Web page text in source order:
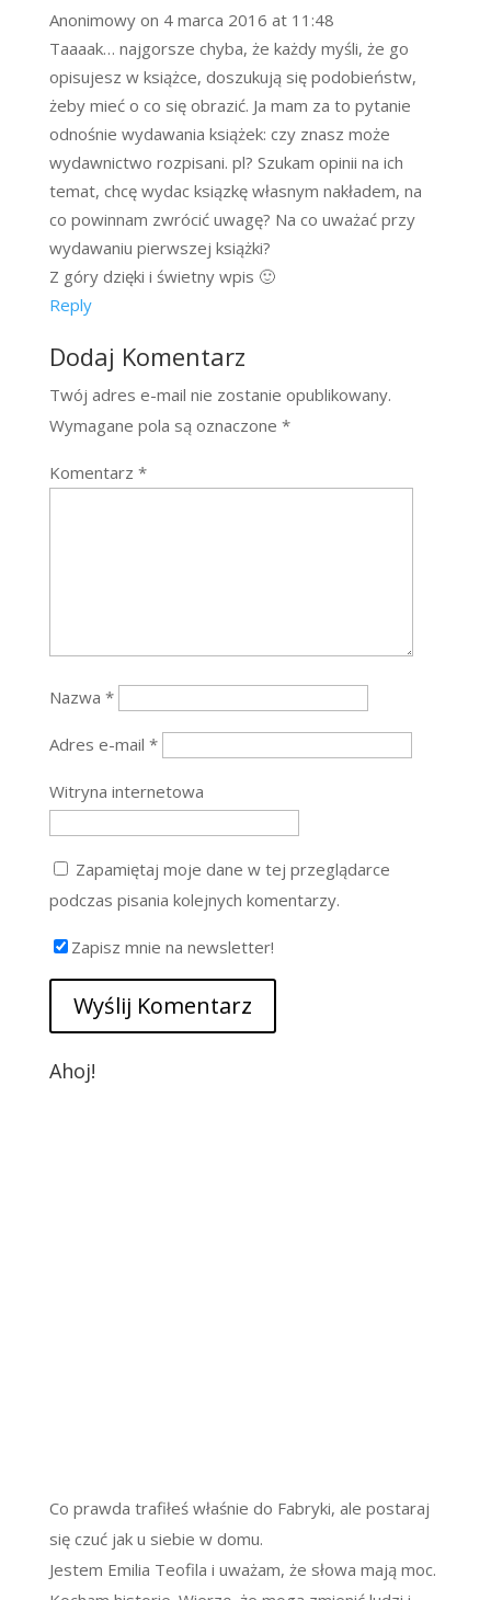
Anonimowy on 4 marca 2016 at 11:48
Taaaak… najgorsze chyba, że każdy myśli, że go
opisujesz w książce, doszukują się podobieństw,
żeby mieć o co się obrazić. Ja mam za to pytanie
odnośnie wydawania książek: czy znasz może
wydawnictwo rozpisani. pl? Szukam opinii na ich
temat, chcę wydac ksiązkę własnym nakładem, na
co powinnam zwrócić uwagę? Na co uważać przy
wydawaniu pierwszej książki?
Z góry dzięki i świetny wpis 🙂
Reply
Dodaj Komentarz
Twój adres e-mail nie zostanie opublikowany.
Wymagane pola są oznaczone *
Komentarz *
Nazwa *
Adres e-mail *
Witryna internetowa
Zapamiętaj moje dane w tej przeglądarce
podczas pisania kolejnych komentarzy.
Zapisz mnie na newsletter!
Ahoj!
Co prawda trafiłeś właśnie do Fabryki, ale postaraj
się czuć jak u siebie w domu.
Jestem Emilia Teofila i uważam, że słowa mają moc.